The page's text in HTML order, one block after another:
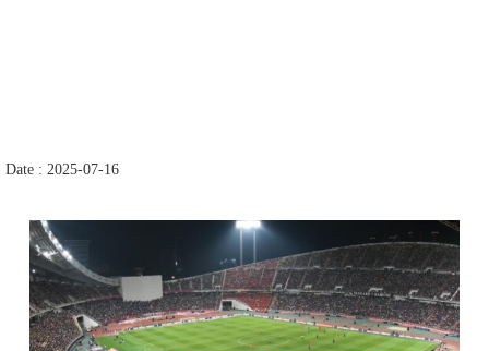
Date : 2025-07-16